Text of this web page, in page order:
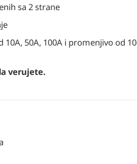
sa 2 strane
50A, 100A i promenjivo od
verujete.